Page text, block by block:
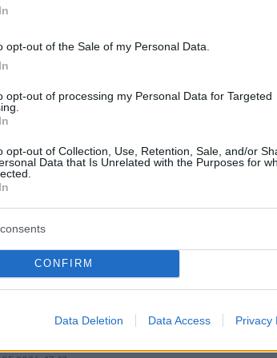
opt-out of the Sale of my Personal Data.
opt-out of processing my Personal Data for Targeted
opt-out of Collection, Use, Retention, Sale, and/or
Data that Is Unrelated with the Purposes for
CONFIRM
Data Deletion Data Access Privacy
protothema.gr στο Google News και
(10)